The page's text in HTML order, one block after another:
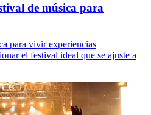
de música para
para vivir experiencias
el festival ideal que se ajuste a